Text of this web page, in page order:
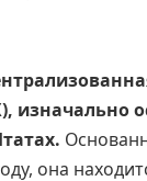
изначально
она